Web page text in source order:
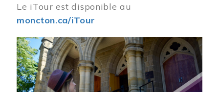
Le iTour est disponible au
moncton.ca/iTour